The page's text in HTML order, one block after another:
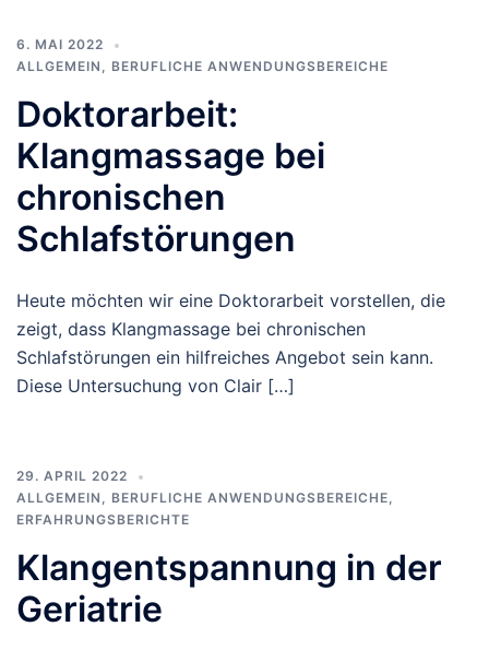
6. MAI 2022
ALLGEMEIN , BERUFLICHE ANWENDUNGSBEREICHE
Doktorarbeit:
Klangmassage bei
chronischen
Schlafstörungen
Heute möchten wir eine Doktorarbeit vorstellen, die
zeigt, dass Klangmassage bei chronischen
Schlafstörungen ein hilfreiches Angebot sein kann.
Diese Untersuchung von Clair […]
29. APRIL 2022
ALLGEMEIN , BERUFLICHE ANWENDUNGSBEREICHE,
ERFAHRUNGSBERICHTE
Klangentspannung in der
Geriatrie